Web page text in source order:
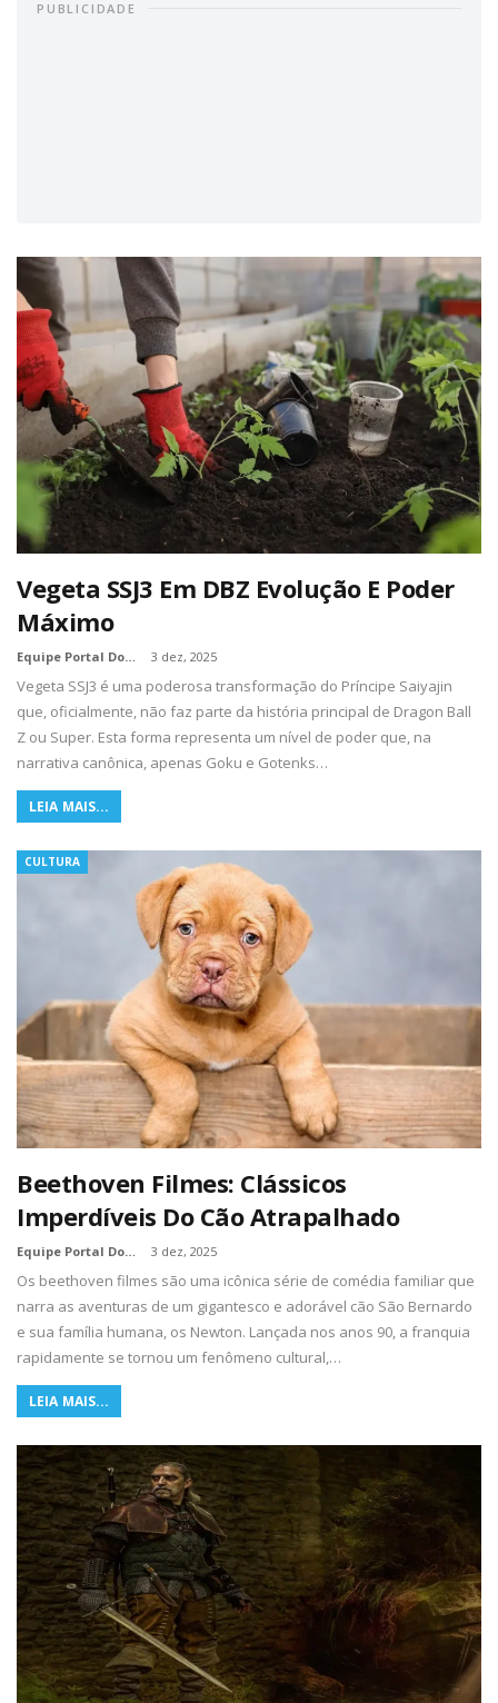
PUBLICIDADE
Vegeta SSJ3 Em DBZ Evolução E Poder
Máximo
Equipe Portal Dos Nerds 3 dez, 2025
Vegeta SSJ3 é uma poderosa transformação do Príncipe Saiyajin
que, oficialmente, não faz parte da história principal de Dragon Ball
Z ou Super. Esta forma representa um nível de poder que, na
narrativa canônica, apenas Goku e Gotenks…
LEIA MAIS...
CULTURA
Beethoven Filmes: Clássicos
Imperdíveis Do Cão Atrapalhado
Equipe Portal Dos Nerds 3 dez, 2025
Os beethoven filmes são uma icônica série de comédia familiar que
narra as aventuras de um gigantesco e adorável cão São Bernardo
e sua família humana, os Newton. Lançada nos anos 90, a franquia
rapidamente se tornou um fenômeno cultural,…
LEIA MAIS...